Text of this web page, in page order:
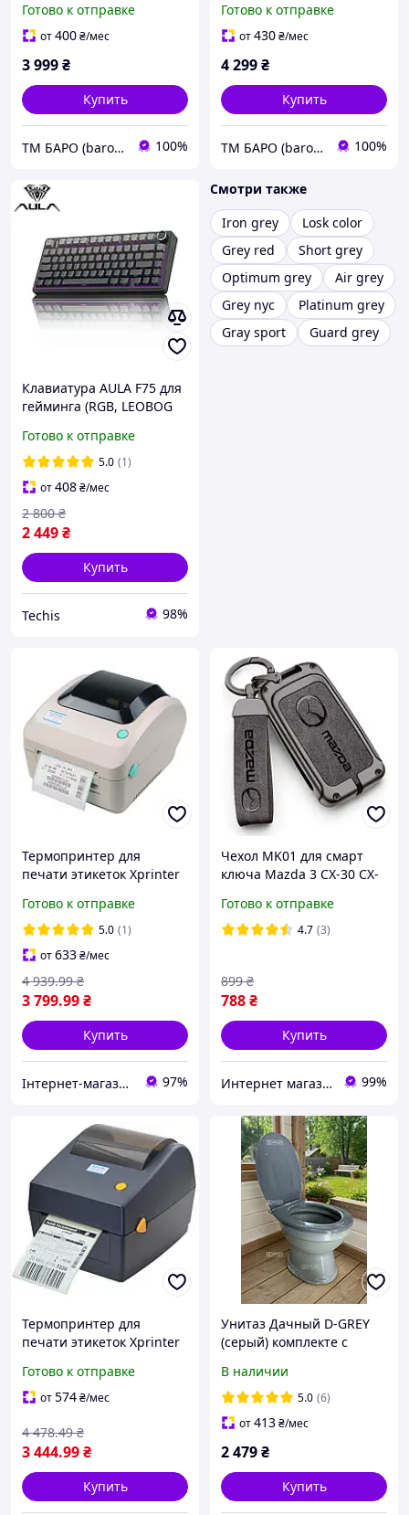
Special4You
Готово к отправке
от400₴/мес
3 999₴
Купить
ТМ БАРО (baro.ua) 100%
Special4You
Готово к отправке
от430₴/мес
4 299₴
Купить
ТМ БАРО (baro.ua) 100%
Клавиатура AULA F75 для
гейминга (RGB, LEOBOG
Gradient Grey, Tri-Mode)
Готово к отправке
5.0 (1)
от408₴/мес
2 449₴
2 800 ₴
Купить
Techis 98%
Смотри также
Iron grey
Losk color
Grey red
Short grey
Optimum grey
Air grey
Grey nyc
Platinum grey
Gray sport
Guard grey
Термопринтер для
печати этикеток Xprinter
Grey
Готово к отправке
5.0 (1)
от633₴/мес
3 799.99₴
4 939.99 ₴
Купить
Інтернет-магазин "NicePrice" 97%
Чехол MK01 для смарт
ключа Mazda 3 CX-30 CX-
Grey
Готово к отправке
4.7 (3)
788₴
899 ₴
Купить
Интернет магазин PRIMO 99%
Термопринтер для
печати этикеток Xprinter
Dark Grey
Готово к отправке
от574₴/мес
3 444.99₴
4 478.49 ₴
Купить
Унитаз Дачный D-GREY
(серый) комплекте с
В наличии
5.0 (6)
от413₴/мес
2 479₴
Купить